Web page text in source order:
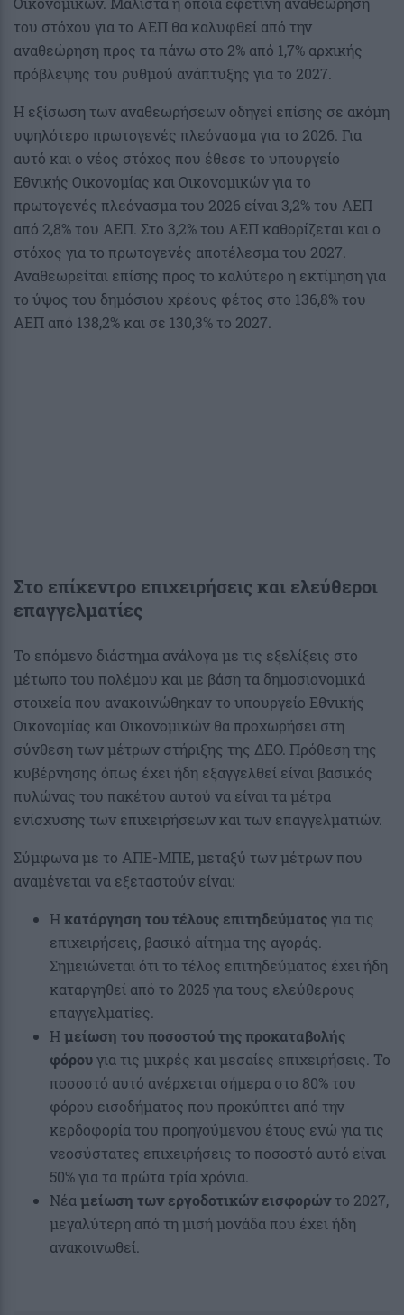
του στόχου για το ΑΕΠ θα καλυφθεί από την
αναθεώρηση προς τα πάνω στο 2% από 1,7% αρχικής
πρόβλεψης του ρυθμού ανάπτυξης για το 2027.
Η εξίσωση των αναθεωρήσεων οδηγεί επίσης σε ακόμη
υψηλότερο πρωτογενές πλεόνασμα για το 2026. Για
αυτό και ο νέος στόχος που έθεσε το υπουργείο
Εθνικής Οικονομίας και Οικονομικών για το
πρωτογενές πλεόνασμα του 2026 είναι 3,2% του ΑΕΠ
από 2,8% του ΑΕΠ. Στο 3,2% του ΑΕΠ καθορίζεται και ο
στόχος για το πρωτογενές αποτέλεσμα του 2027.
Αναθεωρείται επίσης προς το καλύτερο η εκτίμηση για
το ύψος του δημόσιου χρέους φέτος στο 136,8% του
ΑΕΠ από 138,2% και σε 130,3% το 2027.
Στο επίκεντρο επιχειρήσεις και ελεύθεροι
επαγγελματίες
Το επόμενο διάστημα ανάλογα με τις εξελίξεις στο
μέτωπο του πολέμου και με βάση τα δημοσιονομικά
στοιχεία που ανακοινώθηκαν το υπουργείο Εθνικής
Οικονομίας και Οικονομικών θα προχωρήσει στη
σύνθεση των μέτρων στήριξης της ΔΕΘ. Πρόθεση της
κυβέρνησης όπως έχει ήδη εξαγγελθεί είναι βασικός
πυλώνας του πακέτου αυτού να είναι τα μέτρα
ενίσχυσης των επιχειρήσεων και των επαγγελματιών.
Σύμφωνα με το ΑΠΕ-ΜΠΕ, μεταξύ των μέτρων που
αναμένεται να εξεταστούν είναι:
Ηκατάργηση του τέλους επιτηδεύματοςγια τις
επιχειρήσεις, βασικό αίτημα της αγοράς.
Σημειώνεται ότι το τέλος επιτηδεύματος έχει ήδη
καταργηθεί από το 2025 για τους ελεύθερους
επαγγελματίες.
Ημείωση του ποσοστού της προκαταβολής
φόρουγια τις μικρές και μεσαίες επιχειρήσεις. Το
ποσοστό αυτό ανέρχεται σήμερα στο 80% του
φόρου εισοδήματος που προκύπτει από την
κερδοφορία του προηγούμενου έτους ενώ για τις
νεοσύστατες επιχειρήσεις το ποσοστό αυτό είναι
50% για τα πρώτα τρία χρόνια.
Νέα μείωση των εργοδοτικών εισφορώντο 2027,
μεγαλύτερη από τη μισή μονάδα που έχει ήδη
ανακοινωθεί.